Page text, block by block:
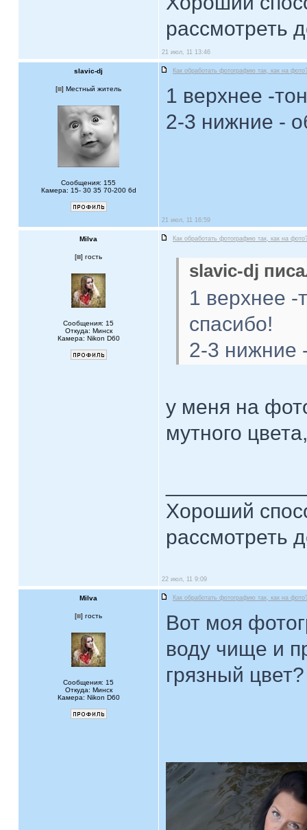
рассмотреть
21 июл, 11 13:46
slavic-dj Как обработать фотографию так, как на
[ ] Местный житель
Сообщения: 155
Камера: 15- 30 35 70-200 6d
1 верхнее -
2-3 нижние -
21 июл, 11 16:59
Milva Как обработать фотографию так, как на
[ ] гость
Сообщения: 15
Откуда: Минск
Камера: Nikon D60
slavic-dj
1 верхнее -
спасибо!
2-3 нижние
у меня на
мутного
Хороший
рассмотреть
22 июл, 11 9:09
Milva Как обработать фотографию так, как на
[ ] гость
Сообщения: 15
Откуда: Минск
Камера: Nikon D60
Вот моя
воду чище и
грязный цвет?